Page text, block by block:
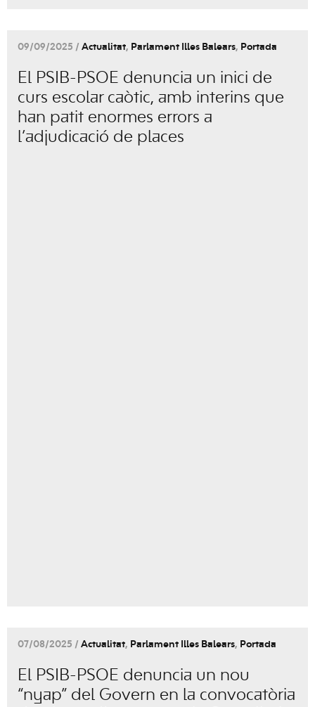
09/09/2025 / Actualitat, Parlament Illes Balears, Portada
El PSIB-PSOE denuncia un inici de
curs escolar caòtic, amb interins que
han patit enormes errors a
l’adjudicació de places
07/08/2025 / Actualitat, Parlament Illes Balears, Portada
El PSIB-PSOE denuncia un nou
“nyap” del Govern en la convocatòria